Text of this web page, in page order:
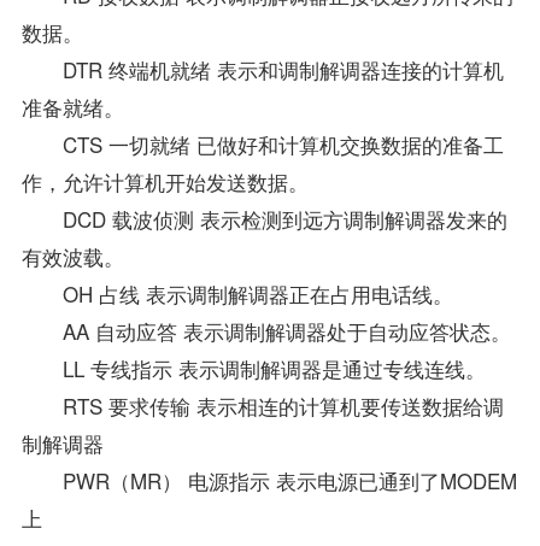
数据。
DTR 终端机就绪 表示和调制解调器连接的计算机
准备就绪。
CTS 一切就绪 已做好和计算机交换数据的准备工
作，允许计算机开始发送数据。
DCD 载波侦测 表示检测到远方调制解调器发来的
有效波载。
OH 占线 表示调制解调器正在占用电话线。
AA 自动应答 表示调制解调器处于自动应答状态。
LL 专线指示 表示调制解调器是通过专线连线。
RTS 要求传输 表示相连的计算机要传送数据给调
制解调器
PWR（MR） 电源指示 表示电源已通到了MODEM
上